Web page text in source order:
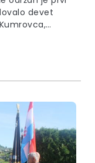
devet